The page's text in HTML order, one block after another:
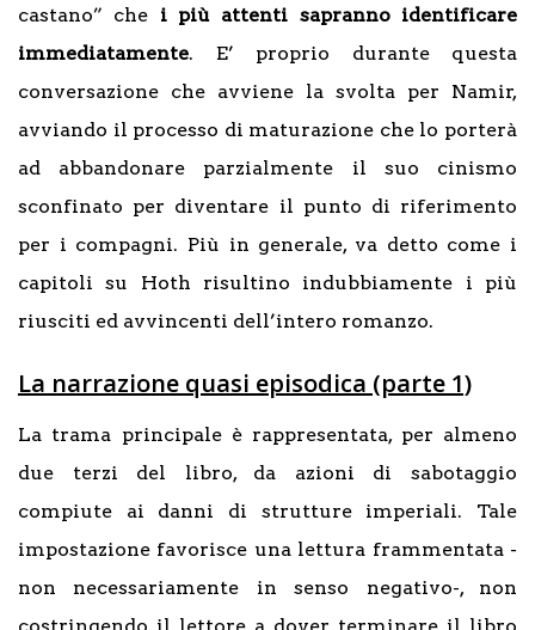
castano” che i più attenti sapranno identificare
immediatamente. E’ proprio durante questa
conversazione che avviene la svolta per Namir,
avviando il processo di maturazione che lo porterà
ad abbandonare parzialmente il suo cinismo
sconfinato per diventare il punto di riferimento
per i compagni. Più in generale, va detto come i
capitoli su Hoth risultino indubbiamente i più
riusciti ed avvincenti dell’intero romanzo.
La narrazione quasi episodica (parte 1)
La trama principale è rappresentata, per almeno
due terzi del libro, da azioni di sabotaggio
compiute ai danni di strutture imperiali. Tale
impostazione favorisce una lettura frammentata -
non necessariamente in senso negativo-, non